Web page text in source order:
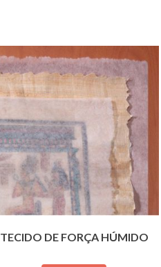
TECIDO DE FORÇA HÚMIDO